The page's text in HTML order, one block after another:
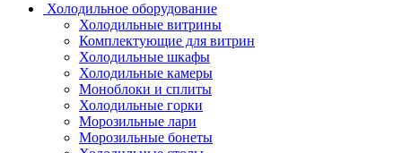
Холодильное оборудование
Холодильные витрины
Комплектующие для витрин
Холодильные шкафы
Холодильные камеры
Моноблоки и сплиты
Холодильные горки
Морозильные лари
Морозильные бонеты